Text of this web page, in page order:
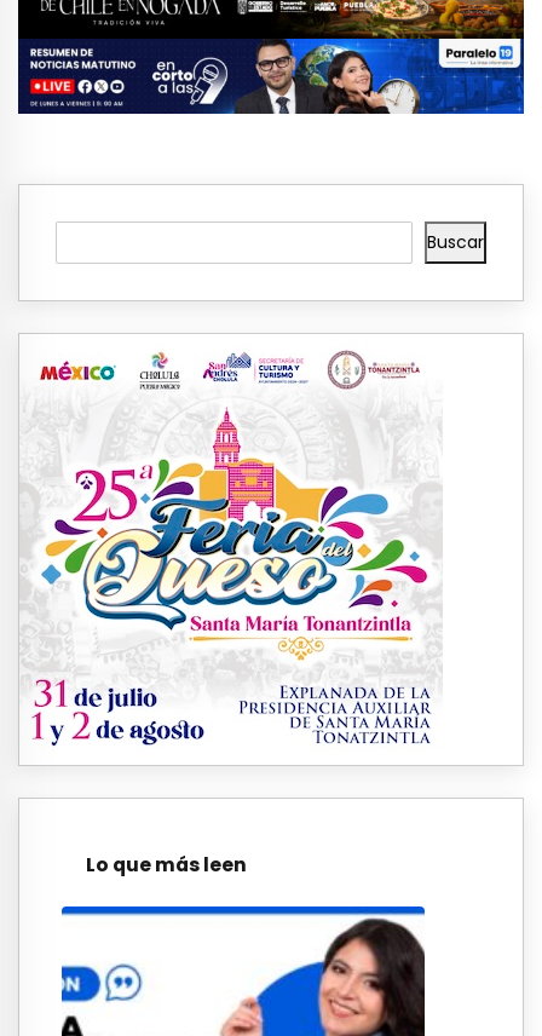
Buscar
Lo que más leen